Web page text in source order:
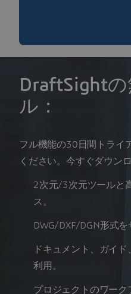
DraftSight
ル：
フル機能の30日間トライ
ください。今すぐダウン
2次元/3次元ツールと
ス。
DWG/DXF/DGN形式を
ドキュメント、ガイ
利用。
プロジェクトのワー